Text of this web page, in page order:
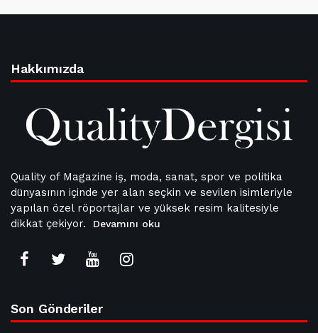
Hakkımızda
Quality of Magazine iş, moda, sanat, spor ve politika
dünyasının içinde yer alan seçkin ve sevilen isimleriyle
yapılan özel röportajlar ve yüksek resim kalitesiyle
dikkat çekiyor.
Devamını oku
Son Gönderiler